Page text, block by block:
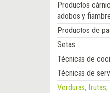
Productos
adobos y
Productos de
Setas
Técnicas de
Técnicas de
Verduras,